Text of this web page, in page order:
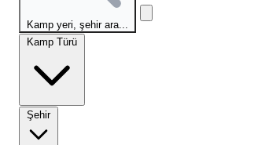
Kamp yeri, şehir ara...
Kamp Türü
Şehir